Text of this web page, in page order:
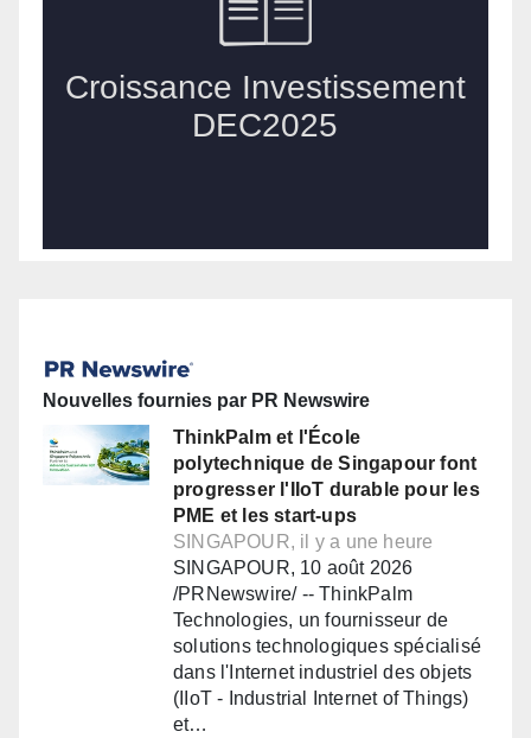
Nouvelles fournies par PR Newswire
ThinkPalm et l'École
polytechnique de Singapour font
progresser l'IIoT durable pour les
PME et les start-ups
SINGAPOUR, il y a une heure
SINGAPOUR, 10 août 2026
/PRNewswire/ -- ThinkPalm
Technologies, un fournisseur de
solutions technologiques spécialisé
dans l'Internet industriel des objets
(IIoT - Industrial Internet of Things)
et…